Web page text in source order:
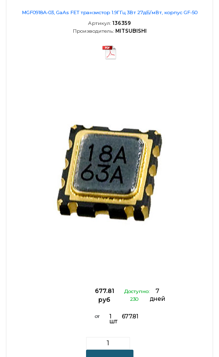
MGF0918A-03, GaAs FET транзистор 1.9ГГц 3Вт 27дБ/мВт, корпус GF-50
Артикул: 136359
Производитель: MITSUBISHI
677.81
руб
Доступно:
230
7
дней
от 1
шт
677.81